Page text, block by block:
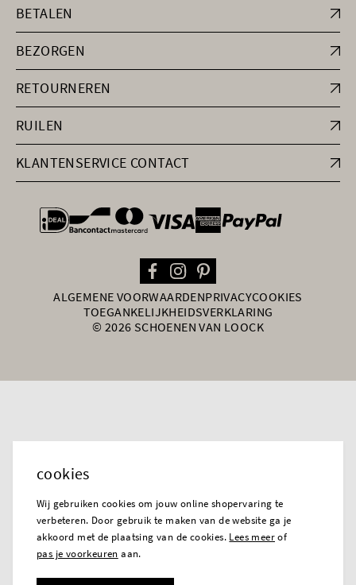
BETALEN
BEZORGEN
RETOURNEREN
RUILEN
KLANTENSERVICE CONTACT
general.paymentOptions
ALGEMENE VOORWAARDENPRIVACYCOOKIES
TOEGANKELIJKHEIDSVERKLARING
© 2026 SCHOENEN VAN LOOCK
cookies
Wij gebruiken cookies om jouw online shopervaring te
verbeteren. Door gebruik te maken van de website ga je
akkoord met de plaatsing van de cookies. Lees meerof
pas je voorkeuren aan.